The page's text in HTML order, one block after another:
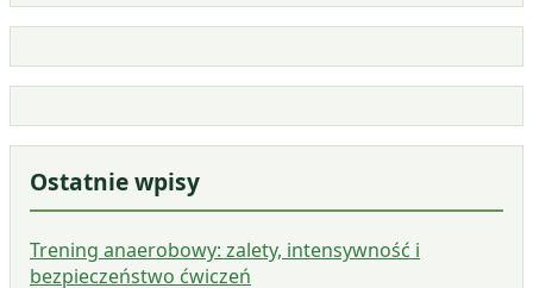
Ostatnie wpisy
Trening anaerobowy: zalety, intensywność i
bezpieczeństwo ćwiczeń